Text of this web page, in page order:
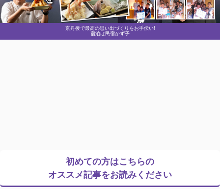
京丹後で最高の思い出づくりをお手伝い!
宿泊は民宿かず子
初めての方はこちらの
オススメ記事をお読みください